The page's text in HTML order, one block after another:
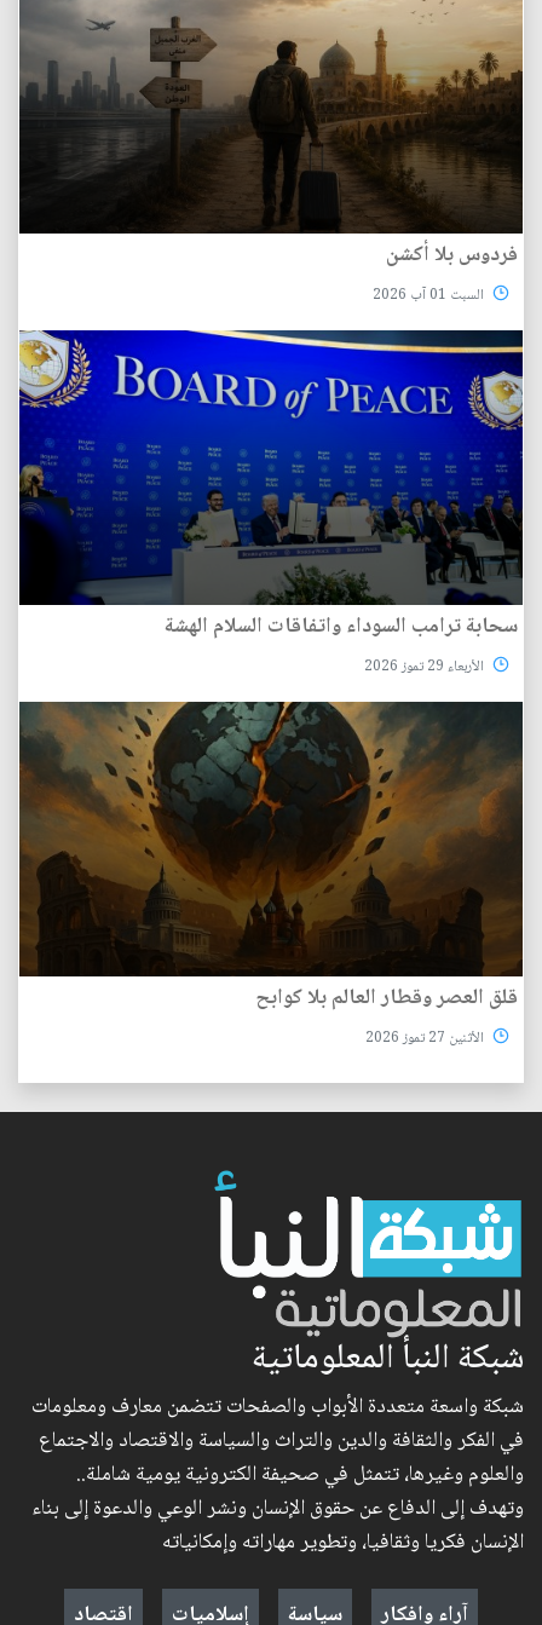
فردوس بلا أكشن
السبت 01 آب 2026
سحابة ترامب السوداء واتفاقات السلام الهشة
الأربعاء 29 تموز 2026
قلق العصر وقطار العالم بلا كوابح
الأثنين 27 تموز 2026
شبكة النبأ المعلوماتية
شبكة واسعة متعددة الأبواب والصفحات تتضمن معارف ومعلومات
في الفكر والثقافة والدين والتراث والسياسة والاقتصاد والاجتماع
والعلوم وغيرها، تتمثل في صحيفة الكترونية يومية شاملة..
وتهدف إلى الدفاع عن حقوق الإنسان ونشر الوعي والدعوة إلى بناء
الإنسان فكريا وثقافيا، وتطوير مهاراته وإمكانياته
آراء وافكار
سياسة إسلاميات اقتصاد